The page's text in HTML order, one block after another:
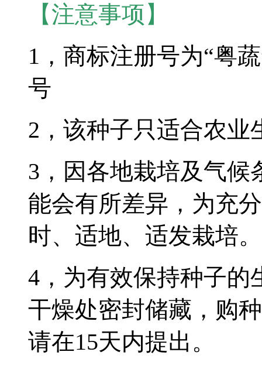
【注意事项】
1，商标注册号为“粤
号
2，该种子只适合农业
3，因各地栽培及气候
能会有所差异，为充
时、适地、适发栽培。
4，为有效保持种子的
干燥处密封储藏，购
请在15天内提出。